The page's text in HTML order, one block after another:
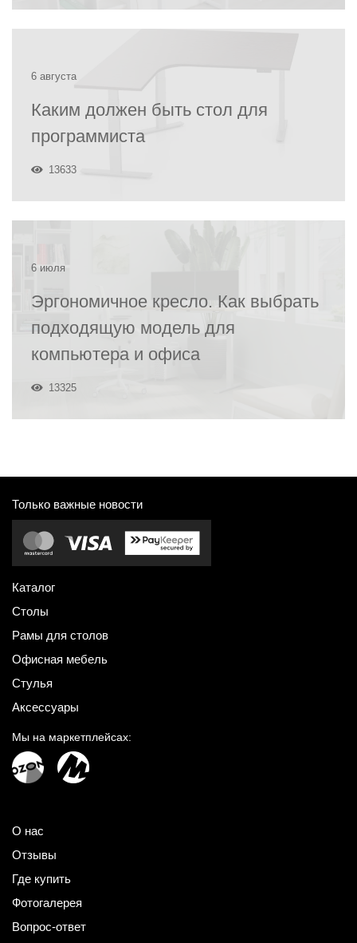
6 августа
Каким должен быть стол для
программиста
13633
6 июля
Эргономичное кресло. Как выбрать
подходящую модель для
компьютера и офиса
13325
Только важные новости
Каталог
Столы
Рамы для столов
Офисная мебель
Стулья
Аксессуары
Мы на маркетплейсах:
О нас
Отзывы
Где купить
Фотогалерея
Вопрос-ответ